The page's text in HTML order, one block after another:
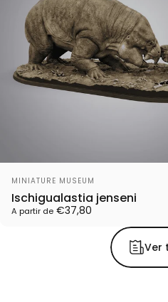
Proveedor:
MINIATURE MUSEUM
Ischigualastia jenseni
A partir de €37,80
Ver